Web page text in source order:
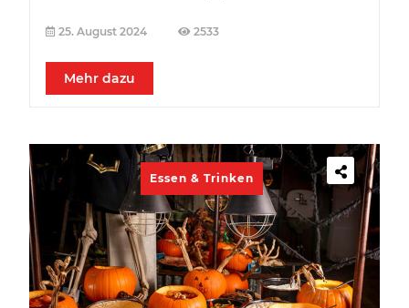
25. August 2024 2533
Mehr dazu
Essen & Trinken